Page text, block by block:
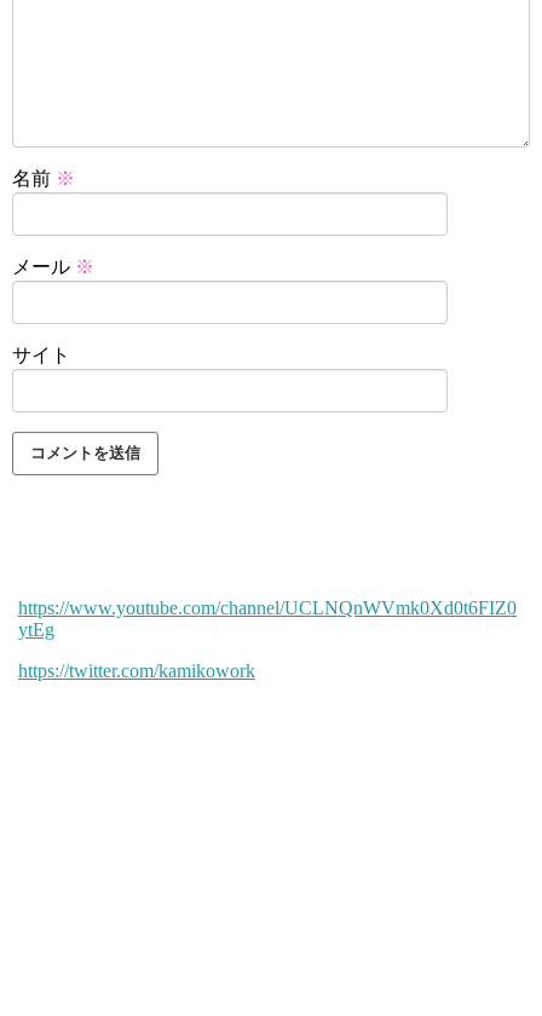
名前 ※
メール ※
サイト
https://www.youtube.com/channel/UCLNQnWVmk0Xd0t6FIZ0
ytEg
https://twitter.com/kamikowork